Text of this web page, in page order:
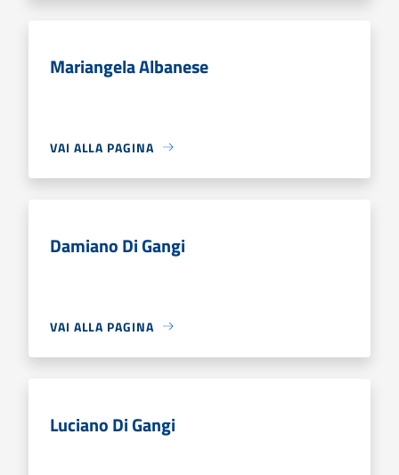
Mariangela Albanese
VAI ALLA PAGINA
Damiano Di Gangi
VAI ALLA PAGINA
Luciano Di Gangi